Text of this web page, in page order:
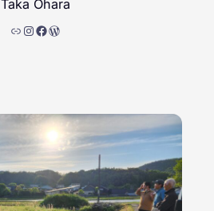
Taka Ohara
リンク Instagram Facebook WordPress